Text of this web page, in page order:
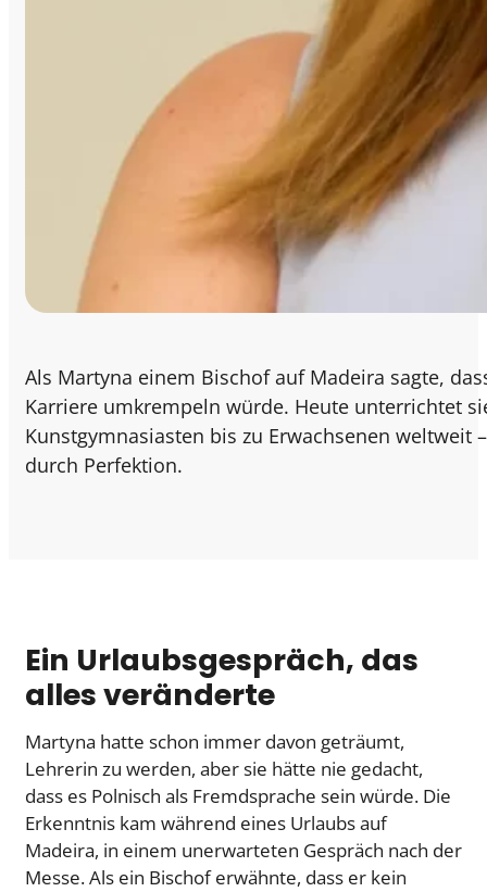
Als Martyna einem Bischof auf Madeira sagte,
Karriere umkrempeln würde. Heute unterrichtet
Kunstgymnasiasten bis zu Erwachsenen
durch Perfektion.
Ein Urlaubsgespräch, das
alles veränderte
Martyna hatte schon immer davon geträumt,
Lehrerin zu werden, aber sie hätte nie gedacht,
dass es Polnisch als Fremdsprache sein würde. Die
Erkenntnis kam während eines Urlaubs auf
Madeira, in einem unerwarteten Gespräch nach der
Messe. Als ein Bischof erwähnte, dass er kein